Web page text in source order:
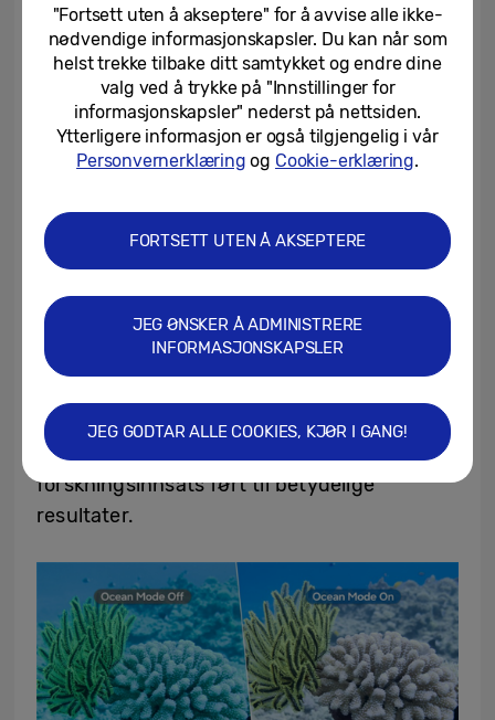
lokalsamfunn Samsung Galaxy-enheter
utstyrt med Ocean Mode og
undervannshus [4]for å fange
undervannsbilder av høy kvalitet med
Ocean Mode, som deretter brukes til å
generere detaljerte 3D-fotogrammetriske
modeller. Denne prosessen forbedrer
hvordan korallrev overvåkes og evalueres,
noe som gir kritisk innsikt i revhelse og
gjenoppretting.
Sammen har Samsung, Seatrees og Scripps
restaureringssteder. Til dags dato har
støtten til overvåkings- og
forskningsinnsats ført til betydelige
resultater.
"Fortsett uten å akseptere" for å avvise alle ikke-
nødvendige informasjonskapsler. Du kan når som
helst trekke tilbake ditt samtykket og endre dine
valg ved å trykke på "Innstillinger for
informasjonskapsler" nederst på nettsiden.
Ytterligere informasjon er også tilgjengelig i vår
Personvernerklæring og Cookie-erklæring.
FORTSETT UTEN Å AKSEPTERE
JEG ØNSKER Å ADMINISTRERE
INFORMASJONSKAPSLER
JEG GODTAR ALLE COOKIES, KJØR I GANG!